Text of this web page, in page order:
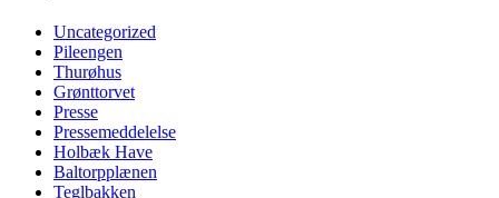
Uncategorized
Pileengen
Thurøhus
Grønttorvet
Presse
Pressemeddelelse
Holbæk Have
Baltorpplænen
Teglbakken